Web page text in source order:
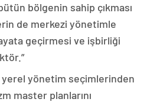
bölgenin sahip çıkması
de merkezi yönetimle
geçirmesi ve işbirliği
yönetim seçimlerinden
master planlarını